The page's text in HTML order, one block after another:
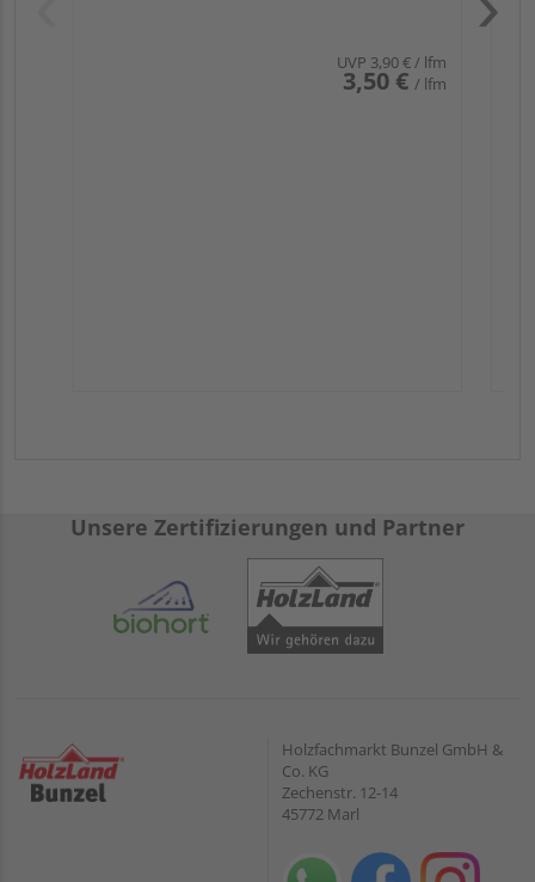
UVP 3,90 €/ lfm
3,50 € / lfm
Unsere Zertifizierungen und Partner
Holzfachmarkt Bunzel GmbH &
Co. KG
Zechenstr. 12-14
45772 Marl